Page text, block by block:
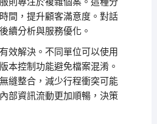
間，提升顧客滿意度。對話
續分析與服務優化。
效解決。不同單位可以使用
本控制功能避免檔案混淆。
縫整合，減少行程衝突可能
部資訊流動更加順暢，決策